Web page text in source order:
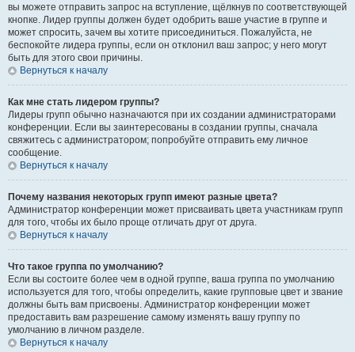
вы можете отправить запрос на вступление, щёлкнув по соответствующей
кнопке. Лидер группы должен будет одобрить ваше участие в группе и
может спросить, зачем вы хотите присоединиться. Пожалуйста, не
беспокойте лидера группы, если он отклонил ваш запрос; у него могут
быть для этого свои причины.
Вернуться к началу
Как мне стать лидером группы?
Лидеры групп обычно назначаются при их создании администраторами
конференции. Если вы заинтересованы в создании группы, сначала
свяжитесь с администратором; попробуйте отправить ему личное
сообщение.
Вернуться к началу
Почему названия некоторых групп имеют разные цвета?
Администратор конференции может присваивать цвета участникам групп
для того, чтобы их было проще отличать друг от друга.
Вернуться к началу
Что такое группа по умолчанию?
Если вы состоите более чем в одной группе, ваша группа по умолчанию
используется для того, чтобы определить, какие групповые цвет и звание
должны быть вам присвоены. Администратор конференции может
предоставить вам разрешение самому изменять вашу группу по
умолчанию в личном разделе.
Вернуться к началу